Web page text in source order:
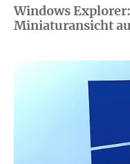
Windows
Miniaturansicht